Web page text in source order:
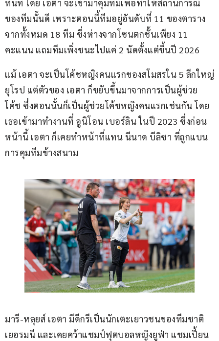
ทันที โดย เอตา จะเข้ามาคุมทีมเพื่อทำให้สถานการณ์
ของทีมนั้นดี เพราะตอนนี้ทีมอยู่อันดับที่ 11 ของตาราง
จากทั้งหมด 18 ทีม ซึ่งห่างจากโซนตกชั้นเพียง 11
คะแนน แถมทีมเพิ่งชนะไปแค่ 2 นัดตั้งแต่ขึ้นปี 2026
แม้ เอตา จะเป็นโค้ชหญิงคนแรกของสโมสรใน 5 ลีกใหญ่
ยุโรป แต่ตัวของ เอตา ก็ขยับขึ้นมาจากการเป็นผู้ช่วย
โค้ช ซึ่งตอนนั้นก็เป็นผู้ช่วยโค้ชหญิงคนแรกเช่นกัน โดย
เธอเข้ามาทำงานที่ อูนิโอน เบอร์ลิน ในปี 2023 ซึ่งก่อน
หน้านี้ เอตา ก็เคยทำหน้าที่แทน นีนาด บีลิซา ที่ถูกแบน
การคุมทีมข้างสนาม
มารี-หลุยส์ เอตา มีดีกรีเป็นนักเตะเยาวชนของทีมชาติ
เยอรมนี และเคยคว้าแชมป์ฟุตบอลหญิงยูฟ่า แชมเปี้ยน